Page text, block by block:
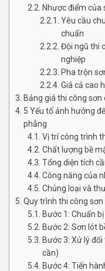
Nhược điểm của
Yêu cầu
chuẩn
Đội ngũ thi
nghiệp
Pha trộn
Giá cả cao
Bảng giá thi công
5 Yếu tố ảnh hưởng
phẳng
Vị trí công trình
Chất lượng bề
Tổng diện tích
Công năng của
Chủng loại và
Quy trình thi công
Bước 1: Chuẩn
Bước 2: Sơn lót
Bước 3: Xử lý
cần)
Bước 4: Tiến